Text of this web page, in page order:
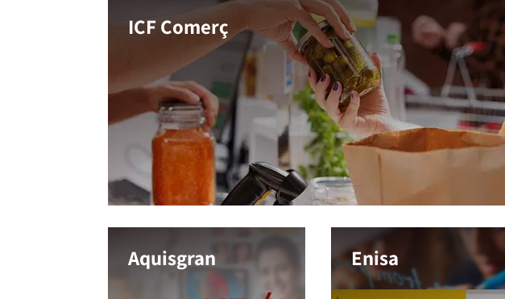
ICF Comerç
Aquisgran Enisa